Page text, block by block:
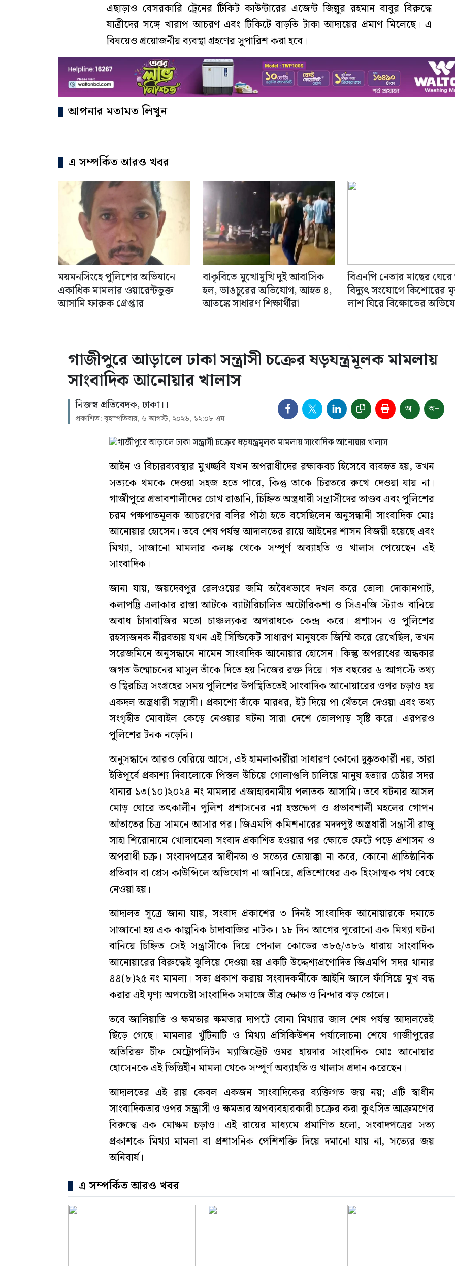
এছাড়াও বেসরকারি ট্রেনের টিকিট কাউন্টারের এজেন্ট জিল্লুর রহমান বাবুর বিরুদ্ধে
যাত্রীদের সঙ্গে খারাপ আচরণ এবং টিকিটে বাড়তি টাকা আদায়ের প্রমাণ মিলেছে। এ
বিষয়েও প্রয়োজনীয় ব্যবস্থা গ্রহণের সুপারিশ করা হবে।
আপনার মতামত লিখুন
এ সম্পর্কিত আরও খবর
ময়মনসিংহে পুলিশের অভিযানে
একাধিক মামলার ওয়ারেন্টভুক্ত
আসামি ফারুক গ্রেপ্তার
বাকৃবিতে মুখোমুখি দুই আবাসিক
হল, ভাঙচুরের অভিযোগ, আহত ৪,
আতঙ্কে সাধারণ শিক্ষার্থীরা
বিএনপি নেতার মাছের
বিদ্যুৎ সংযোগে কিশোরের
লাশ ঘিরে বিক্ষোভের
গাজীপুরে আড়ালে ঢাকা সন্ত্রাসী চক্রের ষড়যন্ত্রমূলক মামলায়
সাংবাদিক আনোয়ার খালাস
নিজস্ব প্রতিবেদক, ঢাকা।।
প্রকাশিত: বৃহস্পতিবার, ৬ আগস্ট, ২০২৬, ১২:০৮ এম
অ- অ+
আইন ও বিচারব্যবস্থার মুখচ্ছবি যখন অপরাধীদের রক্ষাকবচ হিসেবে ব্যবহৃত হয়, তখন
সত্যকে থমকে দেওয়া সহজ হতে পারে, কিন্তু তাকে চিরতরে রুখে দেওয়া যায় না।
গাজীপুরে প্রভাবশালীদের চোখ রাঙানি, চিহ্নিত অস্ত্রধারী সন্ত্রাসীদের তাণ্ডব এবং পুলিশের
চরম পক্ষপাতমূলক আচরণের বলির পাঁঠা হতে বসেছিলেন অনুসন্ধানী সাংবাদিক মোঃ
আনোয়ার হোসেন। তবে শেষ পর্যন্ত আদালতের রায়ে আইনের শাসন বিজয়ী হয়েছে এবং
মিথ্যা, সাজানো মামলার কলঙ্ক থেকে সম্পূর্ণ অব্যাহতি ও খালাস পেয়েছেন এই
সাংবাদিক।
জানা যায়, জয়দেবপুর রেলওয়ের জমি অবৈধভাবে দখল করে তোলা দোকানপাট,
কলাপট্টি এলাকার রাস্তা আটকে ব্যাটারিচালিত অটোরিকশা ও সিএনজি স্ট্যান্ড বানিয়ে
অবাধ চাঁদাবাজির মতো চাঞ্চল্যকর অপরাধকে কেন্দ্র করে। প্রশাসন ও পুলিশের
রহস্যজনক নীরবতায় যখন এই সিন্ডিকেট সাধারণ মানুষকে জিম্মি করে রেখেছিল, তখন
সরেজমিনে অনুসন্ধানে নামেন সাংবাদিক আনোয়ার হোসেন। কিন্তু অপরাধের অন্ধকার
জগত উন্মোচনের মাসুল তাঁকে দিতে হয় নিজের রক্ত দিয়ে। গত বছরের ৬ আগস্টে তথ্য
ও স্থিরচিত্র সংগ্রহের সময় পুলিশের উপস্থিতিতেই সাংবাদিক আনোয়ারের ওপর চড়াও হয়
একদল অস্ত্রধারী সন্ত্রাসী। প্রকাশ্যে তাঁকে মারধর, ইট দিয়ে পা থেঁতলে দেওয়া এবং তথ্য
সংগৃহীত মোবাইল কেড়ে নেওয়ার ঘটনা সারা দেশে তোলপাড় সৃষ্টি করে। এরপরও
পুলিশের টনক নড়েনি।
অনুসন্ধানে আরও বেরিয়ে আসে, এই হামলাকারীরা সাধারণ কোনো দুষ্কৃতকারী নয়, তারা
ইতিপূর্বে প্রকাশ্য দিবালোকে পিস্তল উঁচিয়ে গোলাগুলি চালিয়ে মানুষ হত্যার চেষ্টার সদর
থানার ১৩(১০)২০২৪ নং মামলার এজাহারনামীয় পলাতক আসামি। তবে ঘটনার আসল
মোড় ঘোরে তৎকালীন পুলিশ প্রশাসনের নগ্ন হস্তক্ষেপ ও প্রভাবশালী মহলের গোপন
আঁতাতের চিত্র সামনে আসার পর। জিএমপি কমিশনারের মদদপুষ্ট অস্ত্রধারী সন্ত্রাসী রাজু
সাহা শিরোনামে খোলামেলা সংবাদ প্রকাশিত হওয়ার পর ক্ষোভে ফেটে পড়ে প্রশাসন ও
অপরাধী চক্র। সংবাদপত্রের স্বাধীনতা ও সত্যের তোয়াক্কা না করে, কোনো প্রাতিষ্ঠানিক
প্রতিবাদ বা প্রেস কাউন্সিলে অভিযোগ না জানিয়ে, প্রতিশোধের এক হিংসাত্মক পথ বেছে
নেওয়া হয়।
আদালত সূত্রে জানা যায়, সংবাদ প্রকাশের ৩ দিনই সাংবাদিক আনোয়ারকে দমাতে
সাজানো হয় এক কাল্পনিক চাঁদাবাজির নাটক। ১৮ দিন আগের পুরোনো এক মিথ্যা ঘটনা
বানিয়ে চিহ্নিত সেই সন্ত্রাসীকে দিয়ে পেনাল কোডের ৩৮৫/৩৮৬ ধারায় সাংবাদিক
আনোয়ারের বিরুদ্ধেই ঝুলিয়ে দেওয়া হয় একটি উদ্দেশ্যপ্রণোদিত জিএমপি সদর থানার
৪৪(৮)২৫ নং মামলা। সত্য প্রকাশ করায় সংবাদকর্মীকে আইনি জালে ফাঁসিয়ে মুখ বন্ধ
করার এই ঘৃণ্য অপচেষ্টা সাংবাদিক সমাজে তীব্র ক্ষোভ ও নিন্দার ঝড় তোলে।
তবে জালিয়াতি ও ক্ষমতার ক্ষমতার দাপটে বোনা মিথ্যার জাল শেষ পর্যন্ত আদালতেই
ছিঁড়ে গেছে। মামলার খুঁটিনাটি ও মিথ্যা প্রসিকিউশন পর্যালোচনা শেষে গাজীপুরের
অতিরিক্ত চীফ মেট্রোপলিটন ম্যাজিস্ট্রেট ওমর হায়দার সাংবাদিক মোঃ আনোয়ার
হোসেনকে এই ভিত্তিহীন মামলা থেকে সম্পূর্ণ অব্যাহতি ও খালাস প্রদান করেছেন।
আদালতের এই রায় কেবল একজন সাংবাদিকের ব্যক্তিগত জয় নয়; এটি স্বাধীন
সাংবাদিকতার ওপর সন্ত্রাসী ও ক্ষমতার অপব্যবহারকারী চক্রের করা কুৎসিত আক্রমণের
বিরুদ্ধে এক মোক্ষম চড়াও। এই রায়ের মাধ্যমে প্রমাণিত হলো, সংবাদপত্রের সত্য
প্রকাশকে মিথ্যা মামলা বা প্রশাসনিক পেশিশক্তি দিয়ে দমানো যায় না, সত্যের জয়
অনিবার্য।
এ সম্পর্কিত আরও খবর